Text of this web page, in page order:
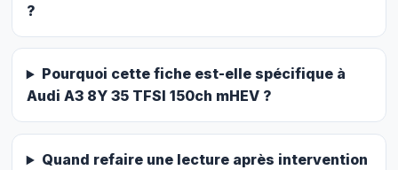
?
Pourquoi cette fiche est-elle spécifique à
Audi A3 8Y 35 TFSI 150ch mHEV ?
Quand refaire une lecture après intervention